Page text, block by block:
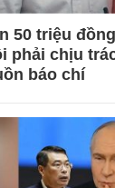
50 triệu
phải chịu
báo chí